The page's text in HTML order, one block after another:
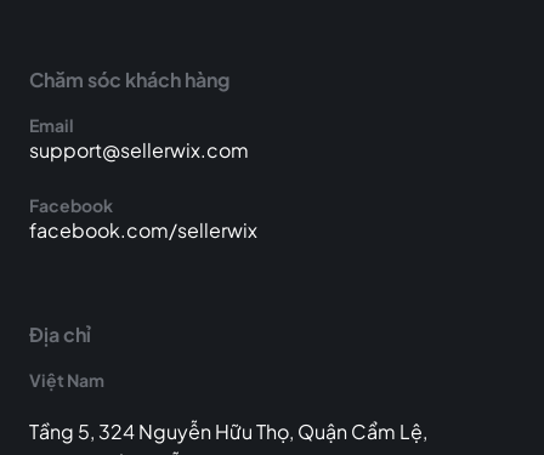
Chăm sóc khách hàng
Email
support@sellerwix.com
Facebook
facebook.com/sellerwix
Địa chỉ
Việt Nam
Tầng 5, 324 Nguyễn Hữu Thọ, Quận Cẩm Lệ,